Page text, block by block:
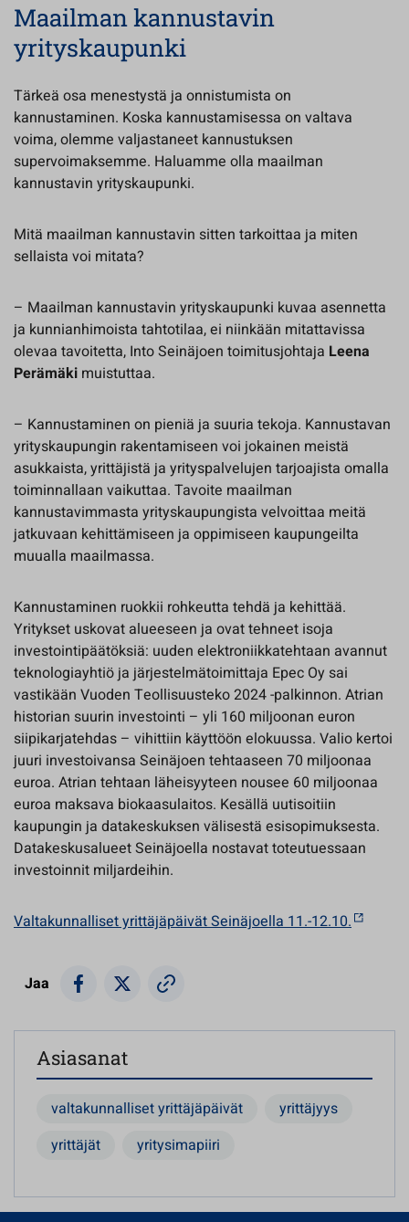
Maailman kannustavin
yrityskaupunki
Tärkeä osa menestystä ja onnistumista on
kannustaminen. Koska kannustamisessa on valtava
voima, olemme valjastaneet kannustuksen
supervoimaksemme. Haluamme olla maailman
kannustavin yrityskaupunki.
Mitä maailman kannustavin sitten tarkoittaa ja miten
sellaista voi mitata?
– Maailman kannustavin yrityskaupunki kuvaa asennetta
ja kunnianhimoista tahtotilaa, ei niinkään mitattavissa
olevaa tavoitetta, Into Seinäjoen toimitusjohtaja Leena
Perämäki muistuttaa.
– Kannustaminen on pieniä ja suuria tekoja. Kannustavan
yrityskaupungin rakentamiseen voi jokainen meistä
asukkaista, yrittäjistä ja yrityspalvelujen tarjoajista omalla
toiminnallaan vaikuttaa. Tavoite maailman
kannustavimmasta yrityskaupungista velvoittaa meitä
jatkuvaan kehittämiseen ja oppimiseen kaupungeilta
muualla maailmassa.
Kannustaminen ruokkii rohkeutta tehdä ja kehittää.
Yritykset uskovat alueeseen ja ovat tehneet isoja
investointipäätöksiä: uuden elektroniikkatehtaan avannut
teknologiayhtiö ja järjestelmätoimittaja Epec Oy sai
vastikään Vuoden Teollisuusteko 2024 -palkinnon. Atrian
historian suurin investointi – yli 160 miljoonan euron
siipikarjatehdas – vihittiin käyttöön elokuussa. Valio kertoi
juuri investoivansa Seinäjoen tehtaaseen 70 miljoonaa
euroa. Atrian tehtaan läheisyyteen nousee 60 miljoonaa
euroa maksava biokaasulaitos. Kesällä uutisoitiin
kaupungin ja datakeskuksen välisestä esisopimuksesta.
Datakeskusalueet Seinäjoella nostavat toteutuessaan
investoinnit miljardeihin.
Valtakunnalliset yrittäjäpäivät Seinäjoella 11.-12.10.
Jaa
Asiasanat
valtakunnalliset yrittäjäpäivät
yrittäjyys
yrittäjät
yritysimapiiri